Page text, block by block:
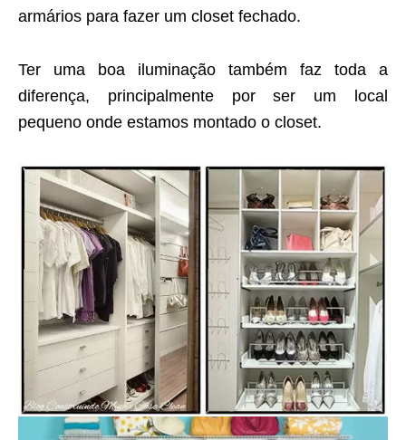
armários para fazer um closet fechado.
Ter uma boa iluminação também faz toda a
diferença, principalmente por ser um local
pequeno onde estamos montado o closet.